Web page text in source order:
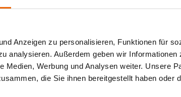
Anzeigen zu personalisieren, Funktionen für
analysieren. Außerdem geben wir Informationen
Medien, Werbung und Analysen weiter. Unsere
die Sie ihnen bereitgestellt haben oder
in
Martin, Tina Gossak
Hebammen,
Masseur:innen sowie andere im